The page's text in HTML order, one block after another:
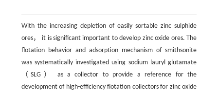
With the increasing depletion of easily sortable zinc sulphide
ores， it is significant important to develop zinc oxide ores. The
flotation behavior and adsorption mechanism of smithsonite
was systematically investigated using sodium lauryl glutamate
（SLG） as a collector to provide a reference for the
development of high-efficiency flotation collectors for zinc oxide